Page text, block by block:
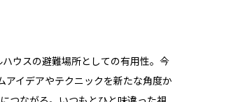
ウスの避難場所としての有用性。今
イデアやテクニックを新たな角度か